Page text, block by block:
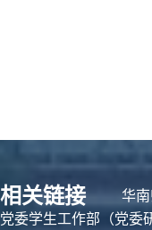
相关链接 华
党委学生工作部（党委